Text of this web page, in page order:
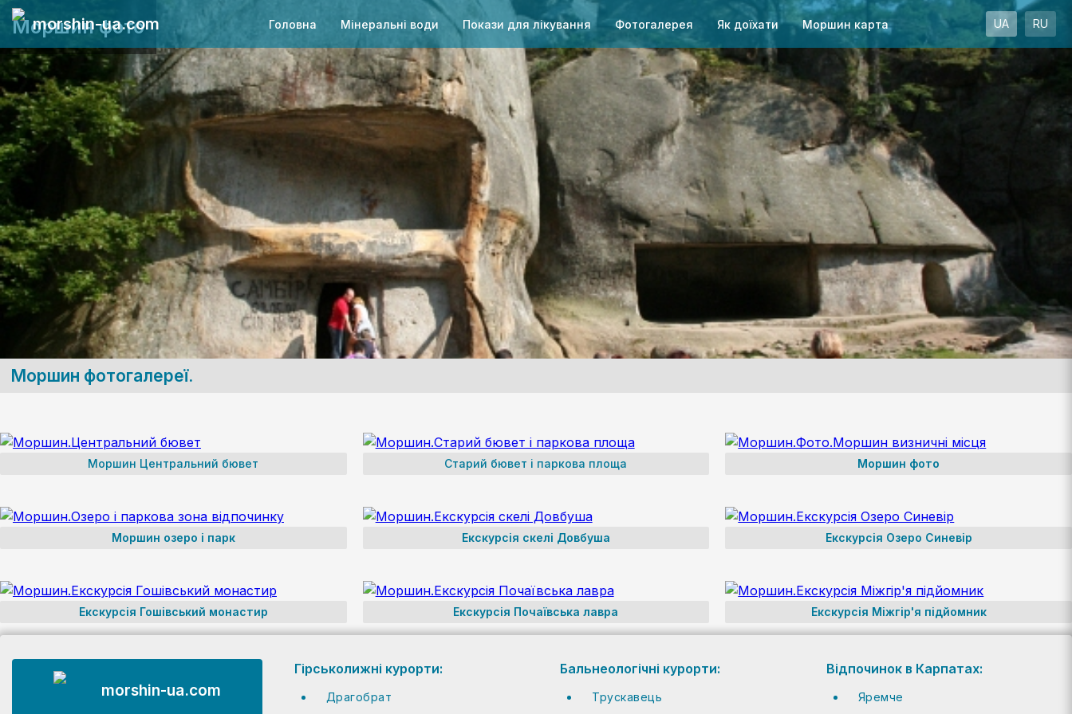
morshin-ua.com Головна Мінеральні води Покази для лікування Фотогалерея Як доїхати Моршин карта UA RU
Моршин фото
Моршин фотогалереї.
Моршин Центральний бювет Старий бювет і паркова площа Моршин фото
Моршин озеро і парк Екскурсія скелі Довбуша Екскурсія Озеро Синевір
Екскурсія Гошівський монастир Екскурсія Почаївська лавра Екскурсія Міжгір'я підйомник
morshin-ua.com
Гірськолижні курорти:
Драгобрат
Бальнеологічні курорти:
Трускавець
Відпочинок в Карпатах:
Яремче